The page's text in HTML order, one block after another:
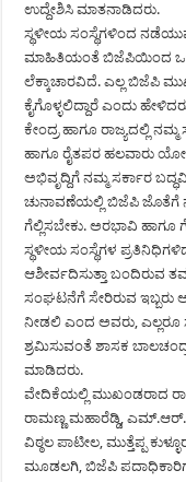
ಉದ್ದೇಶಿಸಿ ಮಾತನಾಡಿದರು.
ಸ್ಥಳೀಯ ಸಂಸ್ಥೆಗಳಿಂದ
ಮಾಹಿತಿಯಂತೆ ಬಿಜೆಪಿಯಿಂದ
ಲೆಕ್ಕಾಚಾರವಿದೆ. ಎಲ್ಲ ಬಿಜೆಪಿ
ಕೈಗೊಳ್ಳಲಿದ್ದಾರೆ ಎಂದು
ಕೇಂದ್ರ ಹಾಗೂ ರಾಜ್ಯದಲ್ಲಿ
ಹಾಗೂ ರೈತಪರ ಹಲವಾರು
ಅಭಿವೃದ್ದಿಗೆ ನಮ್ಮ ಸರ್ಕಾರ
ಚುನಾವಣೆಯಲ್ಲಿ ಬಿಜೆಪಿ ಜೊತೆಗೆ
ಗೆಲ್ಲಿಸಬೇಕು. ಅರಭಾವಿ ಹಾಗೂ
ಸ್ಥಳೀಯ ಸಂಸ್ಥೆಗಳ
ಆಶೀರ್ವದಿಸುತ್ತಾ
ಸಂಘಟನೆಗೆ ಸೇರಿರುವ ಇಬ್ಬರು
ನೀಡಲಿ ಎಂದ ಅವರು,
ಶ್ರಮಿಸುವಂತೆ ಶಾಸಕ
ಮಾಡಿದರು.
ವೇದಿಕೆಯಲ್ಲಿ ಮುಖಂಡರಾದ
ರಾಮಣ್ಣ ಮಹಾರೆಡ್ಡಿ,
ವಿಠ್ಠಲ ಪಾಟೀಲ, ಮುತ್ತೆಪ್ಪ
ಮೂಡಲಗಿ, ಬಿಜೆಪಿ